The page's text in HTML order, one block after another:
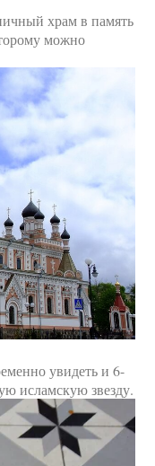
храм в память
можно
увидеть и 6-
исламскую звезду.